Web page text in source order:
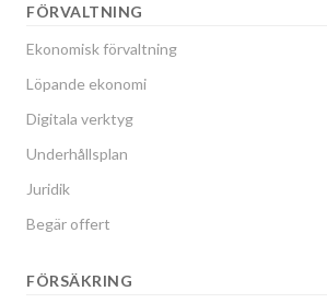
FÖRVALTNING
Ekonomisk förvaltning
Löpande ekonomi
Digitala verktyg
Underhållsplan
Juridik
Begär offert
FÖRSÄKRING